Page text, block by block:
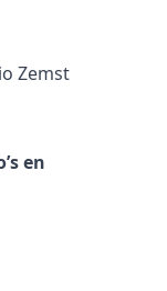
Zemst
en